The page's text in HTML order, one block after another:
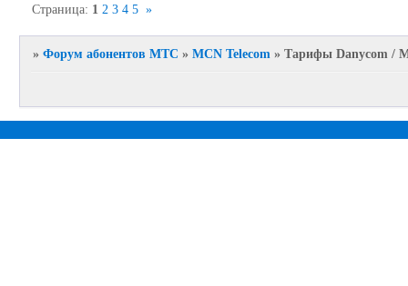
Страница: 1 2 3 4 5 »
»Форум абонентов МТС »MCN Telecom »Тарифы Danycom /